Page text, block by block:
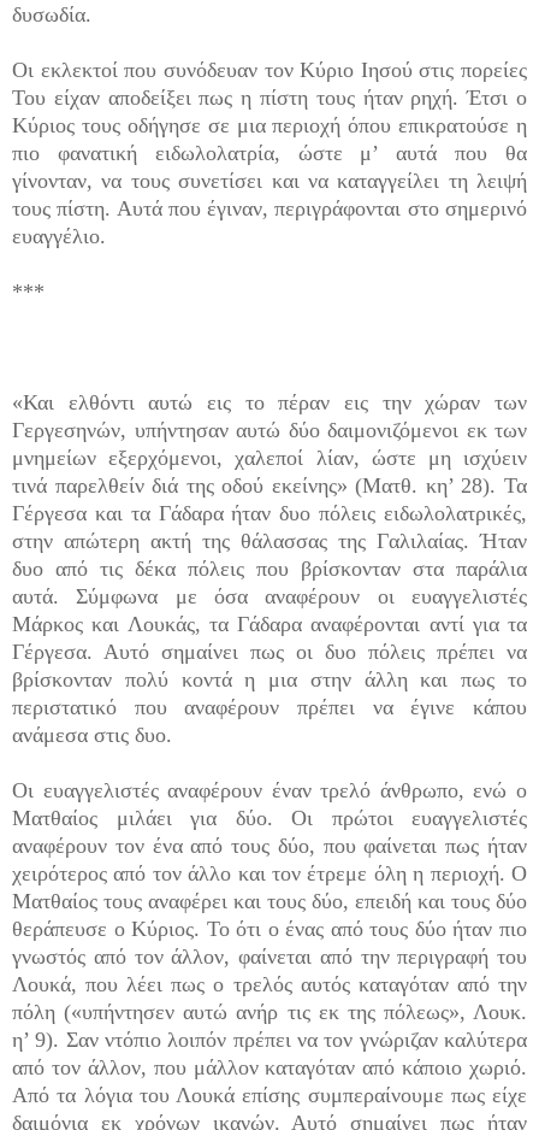
δυσωδία.
Οι εκλεκτοί που συνόδευαν τον Κύριο Ιησού στις πορείες
Του είχαν αποδείξει πως η πίστη τους ήταν ρηχή. Έτσι ο
Κύριος τους οδήγησε σε μια περιοχή όπου επικρατούσε η
πιο φανατική ειδωλολατρία, ώστε μ’ αυτά που θα
γίνονταν, να τους συνετίσει και να καταγγείλει τη λειψή
τους πίστη. Αυτά που έγιναν, περιγράφονται στο σημερινό
ευαγγέλιο.
***
«Και ελθόντι αυτώ εις το πέραν εις την χώραν των
Γεργεσηνών, υπήντησαν αυτώ δύο δαιμονιζόμενοι εκ των
μνημείων εξερχόμενοι, χαλεποί λίαν, ώστε μη ισχύειν
τινά παρελθείν διά της οδού εκείνης» (Ματθ. κη’ 28). Τα
Γέργεσα και τα Γάδαρα ήταν δυο πόλεις ειδωλολατρικές,
στην απώτερη ακτή της θάλασσας της Γαλιλαίας. Ήταν
δυο από τις δέκα πόλεις που βρί­σκονταν στα παράλια
αυτά. Σύμφωνα με όσα αναφέρουν οι ευαγγελιστές
Μάρκος και Λουκάς, τα Γάδαρα αναφέρονται αντί για τα
Γέργεσα. Αυτό σημαίνει πως οι δυο πόλεις πρέπει να
βρίσκονταν πολύ κοντά η μια στην άλλη και πως το
περιστατικό που αναφέρουν πρέπει να έγινε κάπου
ανάμεσα στις δυο.
Οι ευαγγελιστές αναφέρουν έναν τρελό άνθρωπο, ενώ ο
Ματθαίος μιλάει για δύο. Οι πρώτοι ευαγγελι­στές
αναφέρουν τον ένα από τους δύο, που φαίνεται πως ήταν
χειρότερος από τον άλλο και τον έτρεμε όλη η περιοχή. Ο
Ματθαίος τους αναφέρει και τους δύο, επειδή και τους δύο
θεράπευσε ο Κύριος. Το ότι ο ένας από τους δύο ήταν πιο
γνωστός από τον άλλον, φαίνεται από την περιγραφή του
Λουκά, που λέει πως ο τρελός αυτός καταγόταν από την
πόλη («υπήντησεν αυτώ ανήρ τις εκ της πόλεως», Λουκ.
η’ 9). Σαν ντόπιο λοιπόν πρέπει να τον γνώριζαν καλύτερα
από τον άλλον, που μάλλον καταγόταν από κάποιο χωριό.
Από τα λόγια του Λουκά επίσης συμπεραίνουμε πως είχε
δαιμόνια εκ χρόνων ικανών. Αυτό σημαίνει πως ήταν